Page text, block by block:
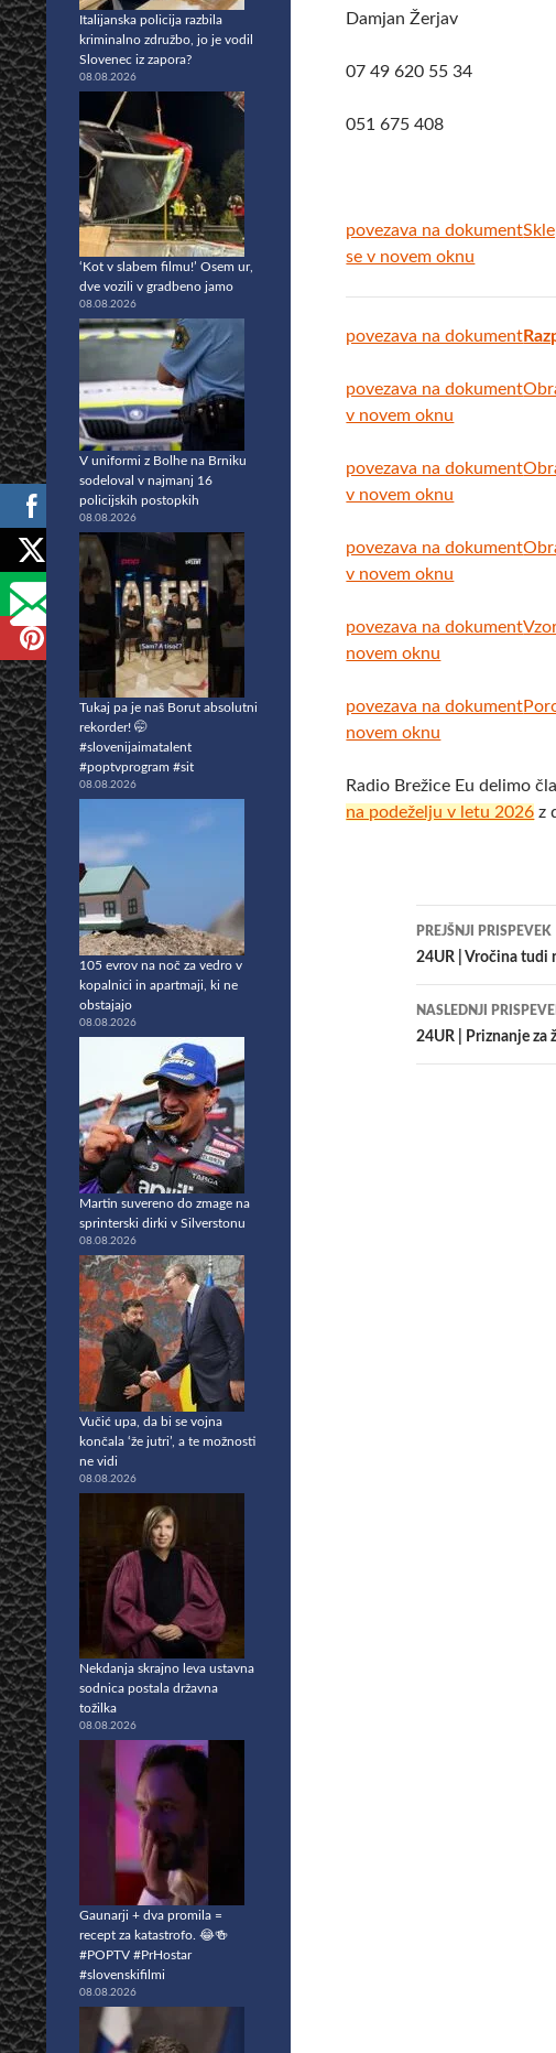
Damjan Žerjav
07 49 620 55 34
051 675 408
povezava na dokument
se v novem oknu
povezava na dokument
povezava na dokument
v novem oknu
povezava na dokument
v novem oknu
povezava na dokument
v novem oknu
povezava na dokument
novem oknu
povezava na dokument
novem oknu
Radio Brežice Eu delimo
na podeželju v letu 2026 z
Krmarjenje
po
prispevkih
PREJŠNJI PRISPEVEK
24UR | Vročina tudi
NASLEDNJI
24UR | Priznanje za
Italijanska policija razbila
kriminalno združbo, jo je vodil
Slovenec iz zapora?
08.08.2026
‘Kot v slabem filmu!’ Osem ur,
dve vozili v gradbeno jamo
08.08.2026
V uniformi z Bolhe na Brniku
sodeloval v najmanj 16
policijskih postopkih
08.08.2026
Tukaj pa je naš Borut absolutni
rekorder! 🤭
#slovenijaimatalent
#poptvprogram #sit
08.08.2026
105 evrov na noč za vedro v
kopalnici in apartmaji, ki ne
obstajajo
08.08.2026
Martin suvereno do zmage na
sprinterski dirki v Silverstonu
08.08.2026
Vučić upa, da bi se vojna
končala ‘že jutri’, a te možnosti
ne vidi
08.08.2026
Nekdanja skrajno leva ustavna
sodnica postala državna
tožilka
08.08.2026
Gaunarji + dva promila =
recept za katastrofo. 😂🍻
#POPTV #PrHostar
#slovenskifilmi
08.08.2026